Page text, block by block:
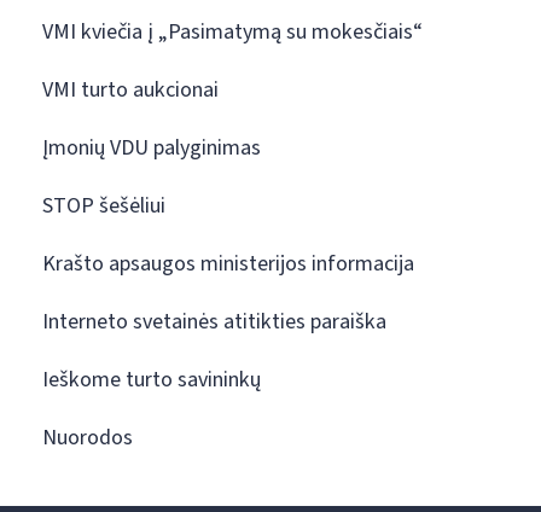
VMI kviečia į „Pasimatymą su mokesčiais“
VMI turto aukcionai
Įmonių VDU palyginimas
STOP šešėliui
Krašto apsaugos ministerijos informacija
Interneto svetainės atitikties paraiška
Ieškome turto savininkų
Nuorodos